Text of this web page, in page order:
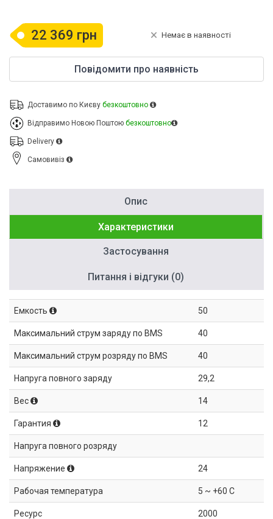
22 369 грн Немає в наявності
Повідомити про наявність
Доставимо по Києву безкоштовно
Відправимо Новою Поштою безкоштовно
Delivery
Cамовивіз
Опис
Характеристики
Застосування
Питання і відгуки (0)
Емкость 50
Максимальний струм заряду по BMS 40
Максимальний струм розряду по BMS 40
Напруга повного заряду 29,2
Вес 14
Гарантия 12
Напруга повного розряду
Напряжение 24
Рабочая температура 5 ~ +60 C
Ресурс 2000